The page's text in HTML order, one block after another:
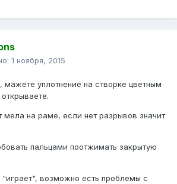
1 ноября, 2015
мажете уплотнение на створке цветным
мела на раме, если нет разрывов значит
пальцами поотжимать закрытую
"играет", возможно есть проблемы с